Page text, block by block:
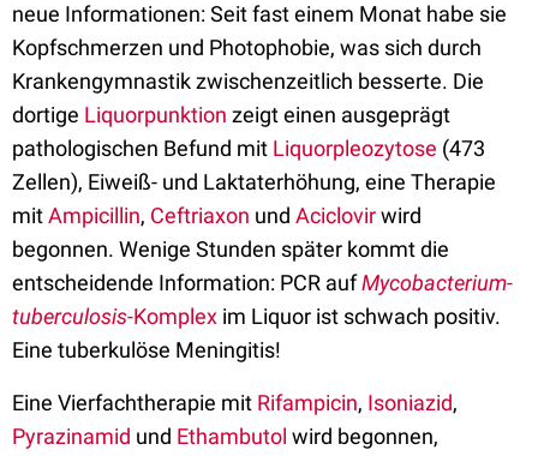
neue Informationen: Seit fast einem Monat habe sie
Kopfschmerzen und Photophobie, was sich durch
Krankengymnastik zwischenzeitlich besserte. Die
dortige Liquorpunktion zeigt einen ausgeprägt
pathologischen Befund mit Liquorpleozytose (473
Zellen), Eiweiß- und Laktaterhöhung, eine Therapie
mitAmpicillin, Ceftriaxon und Aciclovirwird
begonnen. Wenige Stunden später kommt die
entscheidende Information: PCR aufMycobacterium-
tuberculosis-Komplex im Liquor ist schwach positiv.
Eine tuberkulöse Meningitis!
Eine Vierfachtherapie mit Rifampicin, Isoniazid,
Pyrazinamid und Ethambutol wird begonnen,